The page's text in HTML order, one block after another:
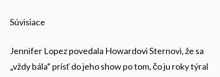
Súvisiace
Jennifer Lopez povedala Howardovi Sternovi, že sa
„vždy bála“ prísť do jeho show po tom, čo ju roky týral